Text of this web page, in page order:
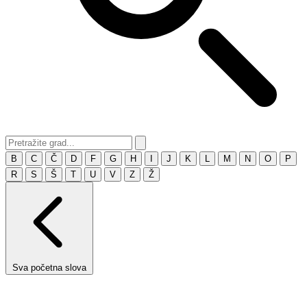
B C Č D F G H J K M N O
P
R
S Š T U V Z Ž
Sva početna slova